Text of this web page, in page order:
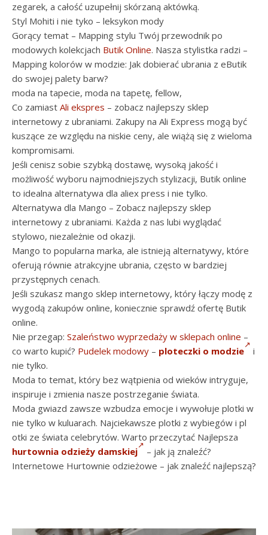
zegarek, a całość uzupełnij skórzaną aktówką.
Styl Mohiti i nie tyko – leksykon mody
Gorący temat – Mapping stylu Twój przewodnik po
modowych kolekcjach Butik Online. Nasza stylistka radzi –
Mapping kolorów w modzie: Jak dobierać ubrania z eButik
do swojej palety barw?
moda na tapecie, moda na tapetę, fellow,
Co zamiast Ali ekspres – zobacz najlepszy sklep
internetowy z ubraniami. Zakupy na Ali Express mogą być
kuszące ze względu na niskie ceny, ale wiążą się z wieloma
kompromisami.
Jeśli cenisz sobie szybką dostawę, wysoką jakość i
możliwość wyboru najmodniejszych stylizacji, Butik online
to idealna alternatywa dla aliex press i nie tylko.
Alternatywa dla Mango – Zobacz najlepszy sklep
internetowy z ubraniami. Każda z nas lubi wyglądać
stylowo, niezależnie od okazji.
Mango to popularna marka, ale istnieją alternatywy, które
oferują równie atrakcyjne ubrania, często w bardziej
przystępnych cenach.
Jeśli szukasz mango sklep internetowy, który łączy modę z
wygodą zakupów online, koniecznie sprawdź ofertę Butik
online.
Nie przegap: Szaleństwo wyprzedaży w sklepach online –
co warto kupić? Pudelek modowy – ploteczki o modzie
i
nie tylko.
Moda to temat, który bez wątpienia od wieków intryguje,
inspiruje i zmienia nasze postrzeganie świata.
Moda gwiazd zawsze wzbudza emocje i wywołuje plotki w
nie tylko w kuluarach. Najciekawsze plotki z wybiegów i pl
otki ze świata celebrytów. Warto przeczytać Najlepsza
hurtownia odzieży damskiej
– jak ją znaleźć?
Internetowe Hurtownie odzieżowe – jak znaleźć najlepszą?